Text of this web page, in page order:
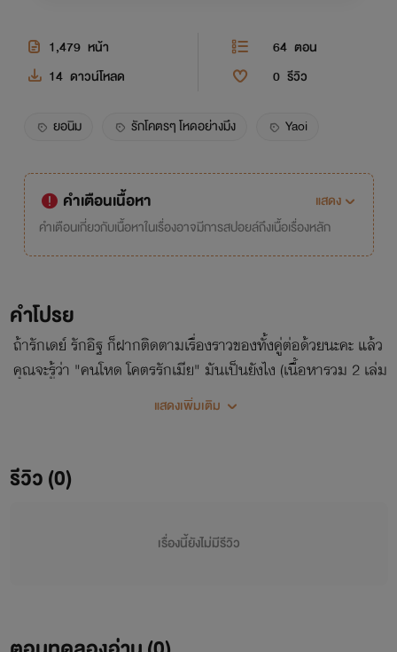
1,479 หน้า 64 ตอน
14 ดาวน์โหลด 0 รีวิว
ยอนิม รักโคตรๆ โหดอย่างมึง Yaoi
คำเตือนเนื้อหา
แสดง
คำเตือนเกี่ยวกับเนื้อหาในเรื่องอาจมีการสปอยล์ถึงเนื้อเรื่องหลัก
คำโปรย
ถ้ารักเดย์ รักอิฐ ก็ฝากติดตามเรื่องราวของทั้งคู่ต่อด้วยนะคะ แล้ว
คุณจะรู้ว่า "คนโหด โคตรรักเมีย" มันเป็นยังไง (เนื้อหารวม 2 เล่ม
แสดงเพิ่มเติม
รีวิว (0)
เรื่องนี้ยังไม่มีรีวิว